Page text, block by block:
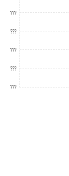
???
???
???
???
???